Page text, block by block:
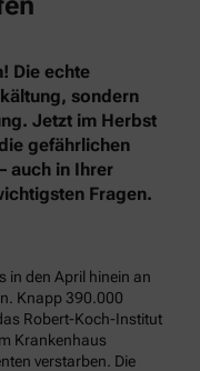
Die echte
sondern
Jetzt im Herbst
gefährlichen
auch in Ihrer
Fragen.
in den April hinein an
Knapp 390.000
Robert-Koch-Institut
Krankenhaus
verstarben. Die